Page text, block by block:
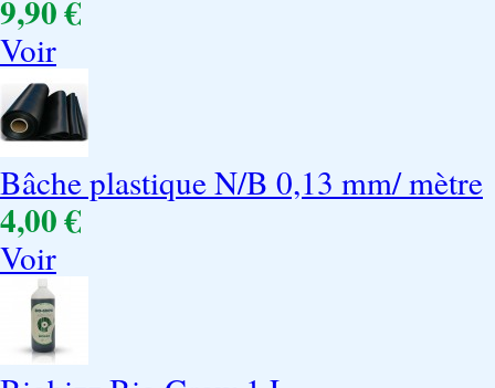
9,90 €
Voir
Bâche plastique N/B 0,13 mm/ mètre
4,00 €
Voir